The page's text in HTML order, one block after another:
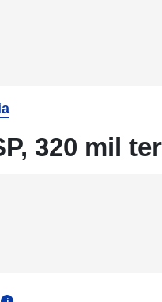
320 mil